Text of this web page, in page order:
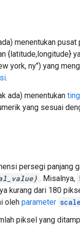
menentukan
{latitude,longitude}
york, ny") yang
.
ada) menentukan
yang sesuai
persegi panjang
. Misalnya,
kurang dari 180
oleh parameter scale
piksel yang